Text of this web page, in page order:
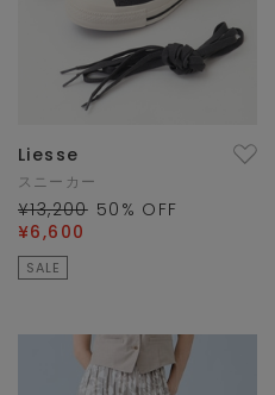
Liesse
スニーカー
¥13,200 50 % OFF
¥6,600
SALE